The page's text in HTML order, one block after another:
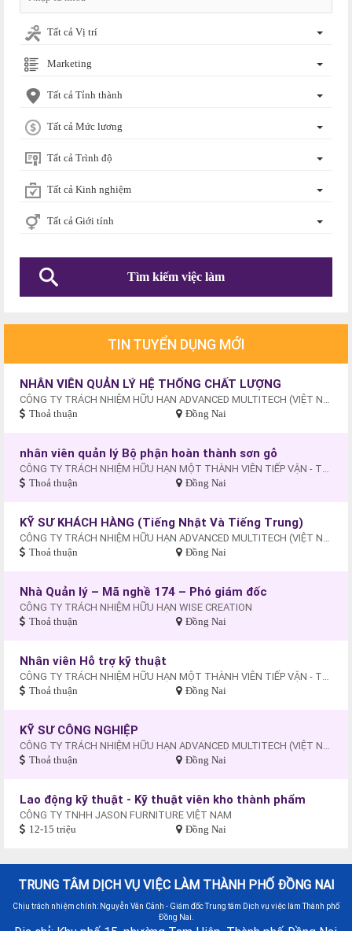
Tất cả Vị trí
Marketing
Tất cả Tỉnh thành
Tất cả Mức lương
Tất cả Trình độ
Tất cả Kinh nghiệm
Tất cả Giới tính
TIN TUYỂN DỤNG MỚI
NHÂN VIÊN QUẢN LÝ HỆ THỐNG CHẤT LƯỢNG
CÔNG TY TRÁCH NHIỆM HỮU HẠN ADVANCED MULTITECH (VIỆT NAM)
Thoả thuận Đồng Nai
nhân viên quản lý Bộ phận hoàn thành sơn gỗ
CÔNG TY TRÁCH NHIỆM HỮU HẠN MỘT THÀNH VIÊN TIẾP VẬN - THƯƠNG MẠI - DU LỊCH XUYÊN THÁI BÌNH DƯƠNG
Thoả thuận Đồng Nai
KỸ SƯ KHÁCH HÀNG (Tiếng Nhật Và Tiếng Trung)
CÔNG TY TRÁCH NHIỆM HỮU HẠN ADVANCED MULTITECH (VIỆT NAM)
Thoả thuận Đồng Nai
Nhà Quản lý – Mã nghề 174 – Phó giám đốc
CÔNG TY TRÁCH NHIỆM HỮU HẠN WISE CREATION
Thoả thuận Đồng Nai
Nhân viên Hỗ trợ kỹ thuật
CÔNG TY TRÁCH NHIỆM HỮU HẠN MỘT THÀNH VIÊN TIẾP VẬN - THƯƠNG MẠI - DU LỊCH XUYÊN THÁI BÌNH DƯƠNG
Thoả thuận Đồng Nai
KỸ SƯ CÔNG NGHIỆP
CÔNG TY TRÁCH NHIỆM HỮU HẠN ADVANCED MULTITECH (VIỆT NAM)
Thoả thuận Đồng Nai
Lao động kỹ thuật - Kỹ thuật viên kho thành phẩm
CÔNG TY TNHH JASON FURNITURE VIỆT NAM
12-15 triệu Đồng Nai
TRUNG TÂM DỊCH VỤ VIỆC LÀM THÀNH PHỐ ĐỒNG NAI
Chịu trách nhiệm chính: Nguyễn Văn Cảnh - Giám đốc Trung tâm Dịch vụ việc làm Thành phố
Đồng Nai.